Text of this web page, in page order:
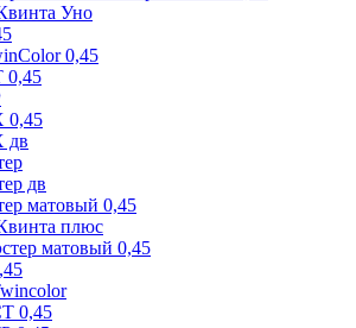
Уно
0,45
0,45
0,45
дв
дв
матовый 0,45
плюс
матовый 0,45
0,45